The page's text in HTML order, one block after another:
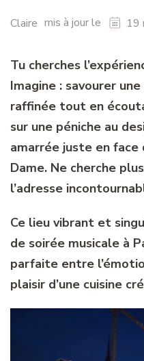
Claire mis à jour le 19
Tu cherches
Imagine : savourer
raffinée tout en
sur une péniche au
amarrée juste en
Dame. Ne cherche
l’adresse
Ce lieu vibrant et
de soirée musicale à
parfaite entre
plaisir d’une cuisine